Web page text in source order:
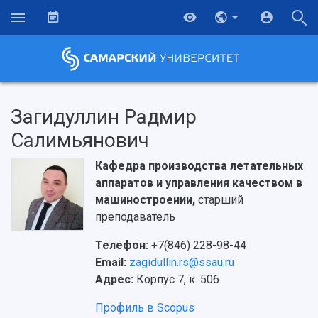
Загидуллин Радмир
Салимьянович
Кафедра производства летательных
аппаратов и управления качеством в
машиностроении,старший
преподаватель
Телефон: +7(846) 228-98-44
Email: zagidullin.rs@ssau.ru
Адрес: Корпус 7, к. 506
Профиль в Scopus